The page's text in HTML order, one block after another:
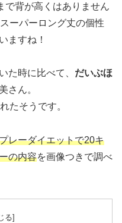
で背が高くはありません
ーパーロング丈の個性
ますね！
た時に比べて、 だいぶほ
さん。
たそうです。
レーダイエットで20キ
の内容を画像つきで調べ